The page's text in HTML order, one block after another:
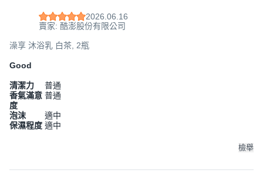
2026.06.16
賣家: 酷澎股份有限公司
澡享 沐浴乳 白茶, 2瓶
Good
清潔力
普通
香氣滿意
度
普通
泡沫
適中
保濕程度 適中
檢舉